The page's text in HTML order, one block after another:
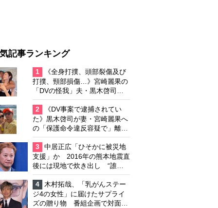
記事ランキング
1
《全身打撲、頭部裂傷及び
打撲、頸部損傷…》宮崎麗果の
「DVの怪我」夫・黒木啓司の
逮捕で始まる「夫婦の闘争」
2
《DV事案で逮捕されてい
た》黒木啓司が妻・宮崎麗果へ
の「保護命令違反容疑で」離婚
協議は「第二ステージ」へ
3
中居正広「ひそかに被災地
支援」か 2016年の熊本地震直
後には現地で炊き出し “誰に
も知られなくて良い”と、むし
ろ強まる福祉活動への思い
4
木村拓哉、「乳がんステー
ジ4の女性」に届けたサプライ
ズの贈り物 番組企画で対面し